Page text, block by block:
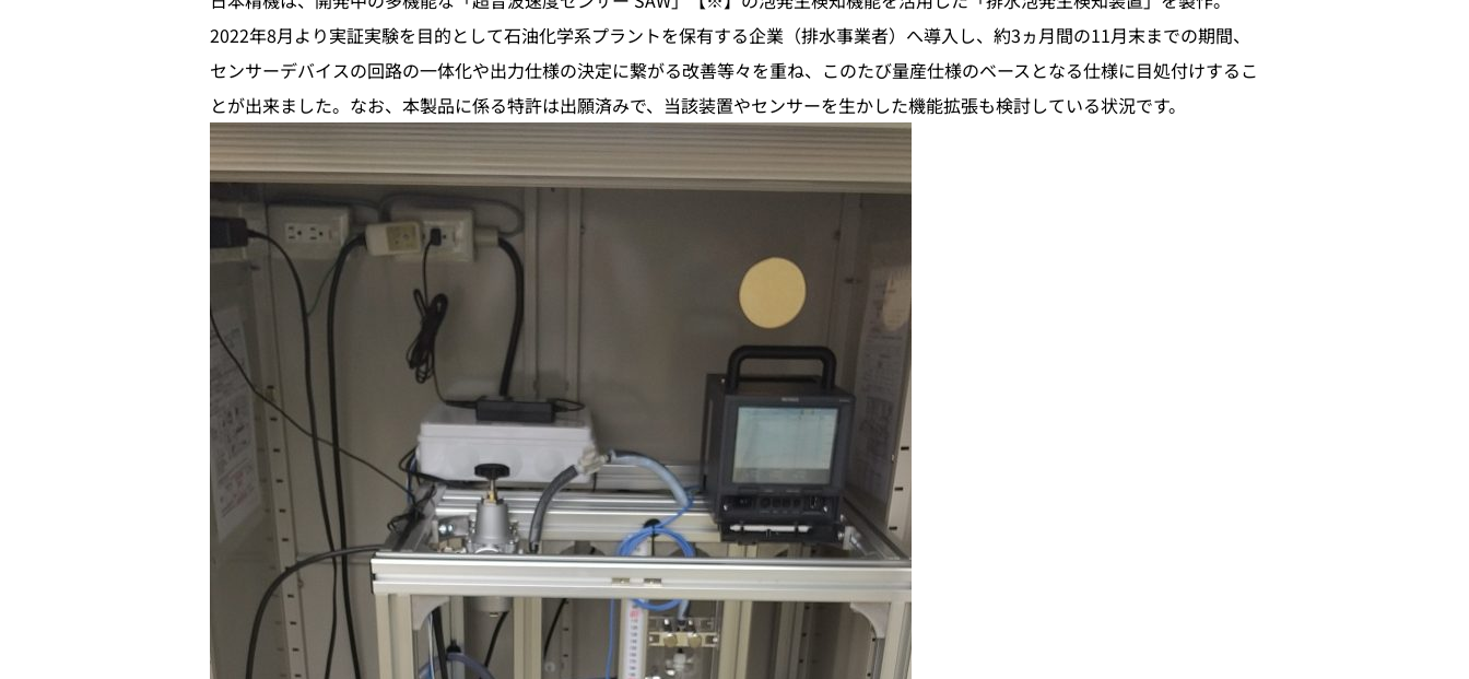
2022年8月より実証実験を目的として石油化学系プラントを保有する企業（排水事業者）へ導入し、約3ヵ月間の11月末までの期間、
センサーデバイスの回路の一体化や出力仕様の決定に繋がる改善等々を重ね、このたび量産仕様のベースとなる仕様に目処付けするこ
とが出来ました。なお、本製品に係る特許は出願済みで、当該装置やセンサーを生かした機能拡張も検討している状況です。